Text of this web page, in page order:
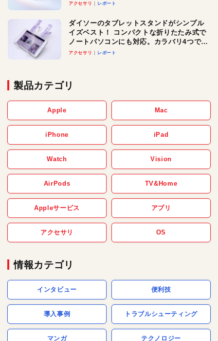
アクセサリ レポート
ダイソーのタブレットスタンドがシンプル
イズベスト！ コンパクトな折りたたみ式で
ノートパソコンにも対応。カラバリ4つで選
べる楽しさも
アクセサリ レポート
製品カテゴリ
Apple Mac
iPhone iPad
Watch Vision
AirPods TV&Home
Appleサービス アプリ
アクセサリ OS
情報カテゴリ
インタビュー 便利技
導入事例 トラブルシューティング
マンガ テクノロジー